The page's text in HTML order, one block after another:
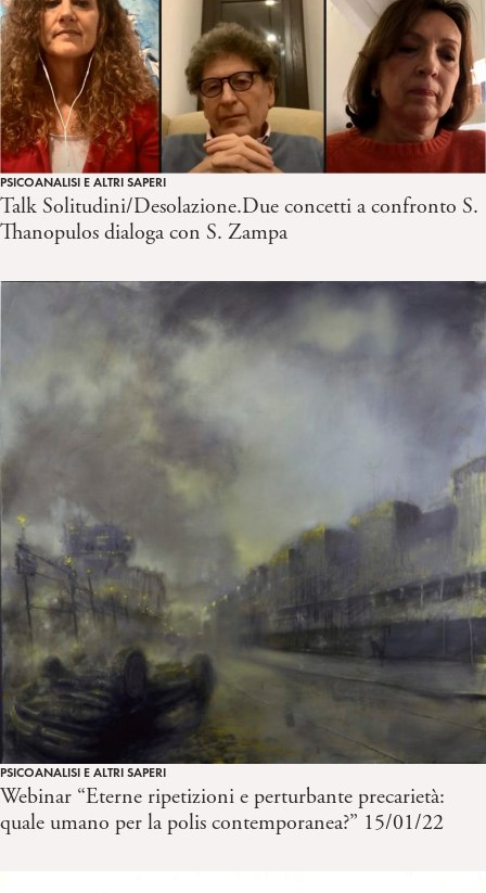
PSICOANALISI E ALTRI SAPERI
Talk Solitudini/Desolazione.Due concetti a confronto S.
Thanopulos dialoga con S. Zampa
PSICOANALISI E ALTRI SAPERI
Webinar “Eterne ripetizioni e perturbante precarietà:
quale umano per la polis contemporanea?” 15/01/22